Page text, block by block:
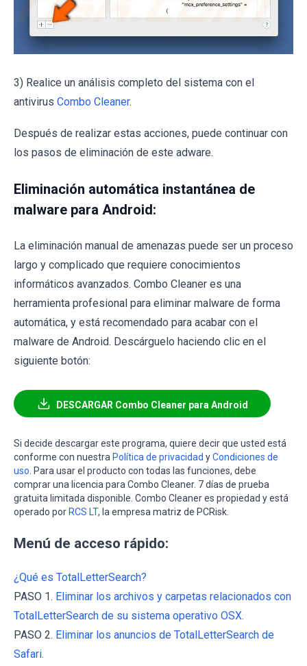
3) Realice un análisis completo del sistema con el
antivirus Combo Cleaner.
Después de realizar estas acciones, puede continuar con
los pasos de eliminación de este adware.
Eliminación automática instantánea de
malware para Android:
La eliminación manual de amenazas puede ser un proceso
largo y complicado que requiere conocimientos
informáticos avanzados. Combo Cleaner es una
herramienta profesional para eliminar malware de forma
automática, y está recomendado para acabar con el
malware de Android. Descárguelo haciendo clic en el
siguiente botón:
DESCARGAR Combo Cleaner para Android
Si decide descargar este programa, quiere decir que usted está
conforme con nuestra Política de privacidad yCondiciones de
uso. Para usar el producto con todas las funciones, debe
comprar una licencia para Combo Cleaner. 7 días de prueba
gratuita limitada disponible. Combo Cleaner es propiedad y está
operado por RCS LT, la empresa matriz de PCRisk.
Menú de acceso rápido:
¿Qué es TotalLetterSearch?
PASO 1. Eliminar los archivos y carpetas relacionados con
TotalLetterSearch de su sistema operativo OSX.
PASO 2. Eliminar los anuncios de TotalLetterSearch de
Safari.